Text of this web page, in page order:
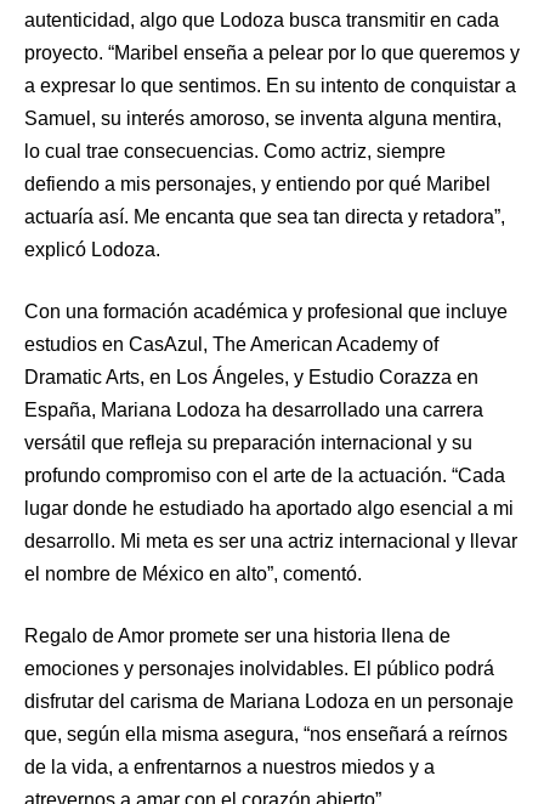
autenticidad, algo que Lodoza busca transmitir en cada
proyecto. “Maribel enseña a pelear por lo que queremos y
a expresar lo que sentimos. En su intento de conquistar a
Samuel, su interés amoroso, se inventa alguna mentira,
lo cual trae consecuencias. Como actriz, siempre
defiendo a mis personajes, y entiendo por qué Maribel
actuaría así. Me encanta que sea tan directa y retadora”,
explicó Lodoza.
Con una formación académica y profesional que incluye
estudios en CasAzul, The American Academy of
Dramatic Arts, en Los Ángeles, y Estudio Corazza en
España, Mariana Lodoza ha desarrollado una carrera
versátil que refleja su preparación internacional y su
profundo compromiso con el arte de la actuación. “Cada
lugar donde he estudiado ha aportado algo esencial a mi
desarrollo. Mi meta es ser una actriz internacional y llevar
el nombre de México en alto”, comentó.
Regalo de Amor promete ser una historia llena de
emociones y personajes inolvidables. El público podrá
disfrutar del carisma de Mariana Lodoza en un personaje
que, según ella misma asegura, “nos enseñará a reírnos
de la vida, a enfrentarnos a nuestros miedos y a
atrevernos a amar con el corazón abierto”.